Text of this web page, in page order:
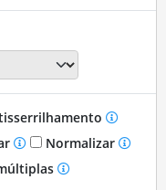
Normalizar